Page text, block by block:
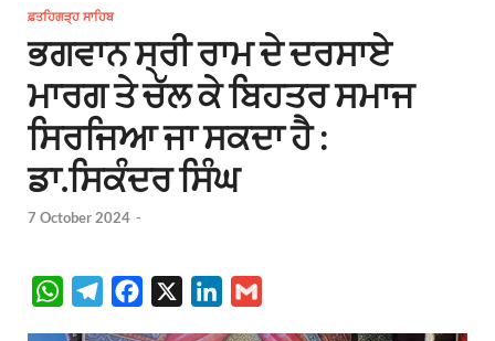
ਫ਼ਤਹਿਗੜ੍ਹ ਸਾਹਿਬ
ਭਗਵਾਨ ਸ੍ਰੀ ਰਾਮ ਦੇ ਦਰਸਾਏ
ਮਾਰਗ ਤੇ ਚੱਲ ਕੇ ਬਿਹਤਰ ਸਮਾਜ
ਸਿਰਜਿਆ ਜਾ ਸਕਦਾ ਹੈ :
ਡਾ.ਸਿਕੰਦਰ ਸਿੰਘ
7 October 2024 -
W